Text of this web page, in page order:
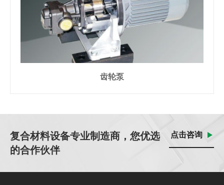
齿轮泵
复合材料设备专业制造商，您优选
的合作伙伴
点击咨询